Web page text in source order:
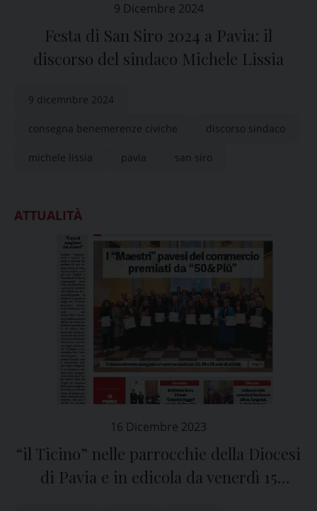
9 Dicembre 2024
Festa di San Siro 2024 a Pavia: il
discorso del sindaco Michele Lissia
9 dicemnbre 2024
consegna benemerenze civiche discorso sindaco
michele lissia pavia san siro
ATTUALITÀ
16 Dicembre 2023
“il Ticino” nelle parrocchie della Diocesi
di Pavia e in edicola da venerdì 15